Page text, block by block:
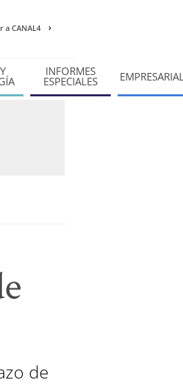
a CANAL4
INFORMES
ESPECIALES
de